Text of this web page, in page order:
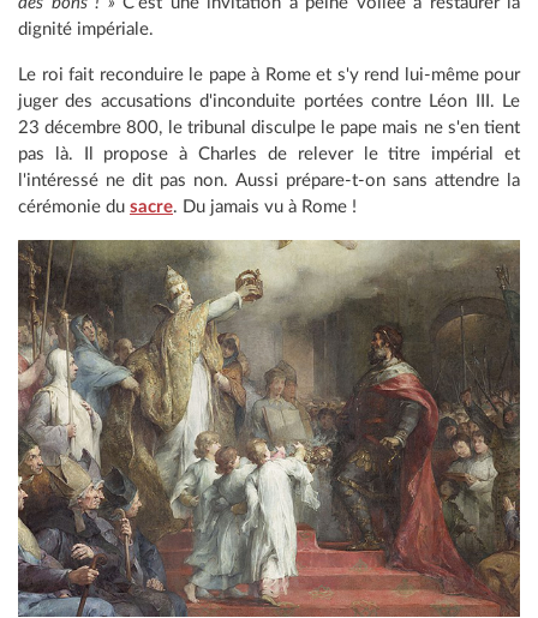
dignité impériale.
Le roi fait reconduire le pape à Rome et s'y rend lui-même pour
juger des accusations d'inconduite portées contre Léon III. Le
23 décembre 800, le tribunal disculpe le pape mais ne s'en tient
pas là. Il propose à Charles de relever le titre impérial et
l'intéressé ne dit pas non. Aussi prépare-t-on sans attendre la
cérémonie du sacre. Du jamais vu à Rome !